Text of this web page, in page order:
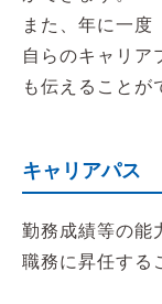
また、年に一度
自らのキャリア
も伝えることが
キャリアパス
勤務成績等の能
職務に昇任する